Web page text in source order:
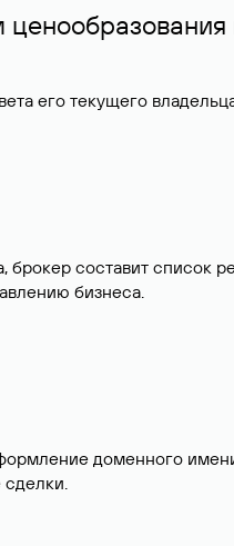
его текущего
брокер составит
бизнеса.
доменного
сделки.